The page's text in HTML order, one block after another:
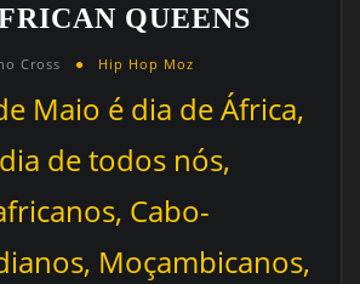
QUEENS
Cross Hip Hop Moz
Maio é dia de África,
de todos nós,
Cabo-
Moçambicanos,